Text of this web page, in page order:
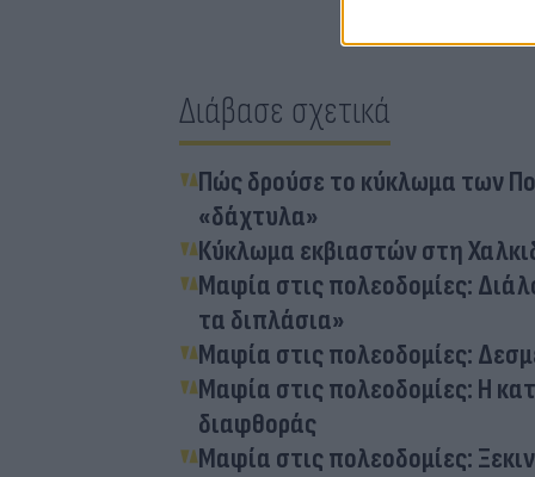
Διάβασε σχετικά
Πώς δρούσε το κύκλωμα των
«δάχτυλα»
Κύκλωμα εκβιαστών στη
Μαφία στις πολεοδομίες:
τα διπλάσια»
Μαφία στις πολεοδομίες:
Μαφία στις πολεοδομίες: Η
διαφθοράς
Μαφία στις πολεοδομίες: